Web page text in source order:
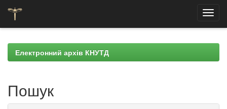
navigationЕлектронний архів КНУТД
Пошук